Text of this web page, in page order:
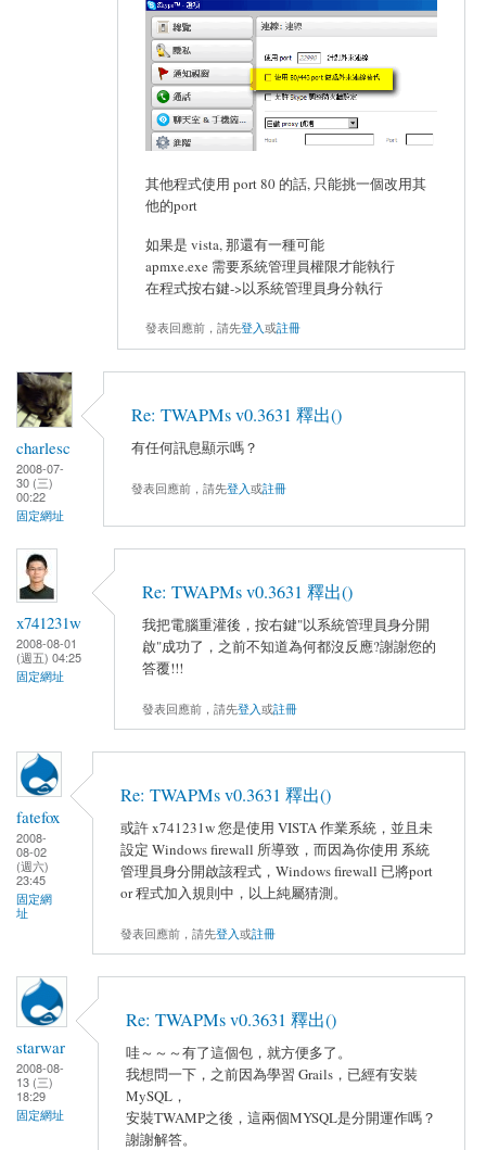
其他程式使用 port 80 的話, 只能挑一個改用其
他的port
如果是 vista, 那還有一種可能
apmxe.exe 需要系統管理員權限才能執行
在程式按右鍵->以系統管理員身分執行
發表回應前，請先登入或註冊
charlesc
2008-07-
30 (三)
00:22
固定網址
Re: TWAPMs v0.3631 釋出()
有任何訊息顯示嗎？
發表回應前，請先登入或註冊
x741231w
2008-08-01
(週五) 04:25
固定網址
Re: TWAPMs v0.3631 釋出()
我把電腦重灌後，按右鍵"以系統管理員身分開
啟"成功了，之前不知道為何都沒反應?謝謝您的
答覆!!!
發表回應前，請先登入或註冊
fatefox
2008-
08-02
(週六)
23:45
固定網
址
Re: TWAPMs v0.3631 釋出()
或許 x741231w 您是使用 VISTA 作業系統，並且未
設定 Windows firewall 所導致，而因為你使用 系統
管理員身分開啟該程式，Windows firewall 已將port
or 程式加入規則中，以上純屬猜測。
發表回應前，請先登入或註冊
starwar
2008-08-
13 (三)
18:29
固定網址
Re: TWAPMs v0.3631 釋出()
哇～～～有了這個包，就方便多了。
我想問一下，之前因為學習 Grails，已經有安裝
MySQL，
安裝TWAMP之後，這兩個MYSQL是分開運作嗎？
謝謝解答。